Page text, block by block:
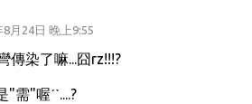
8月24日 晚上9:55
傳染了嘛...囧rz!!!?
"需"喔ˊˋ....?